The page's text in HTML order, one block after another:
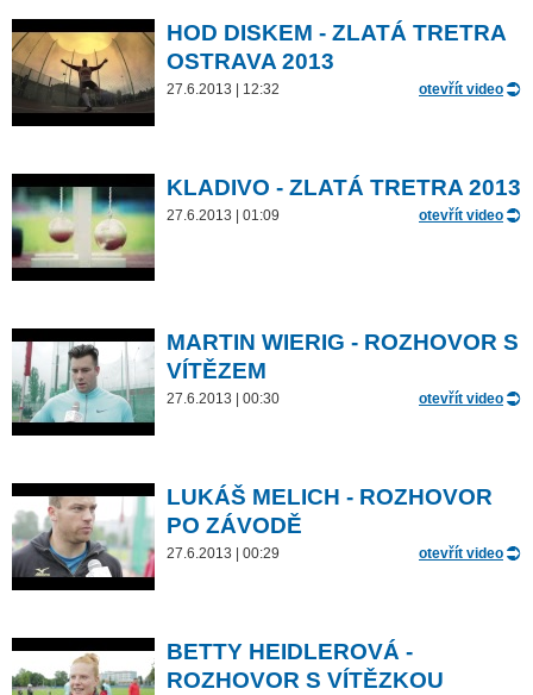
HOD DISKEM - ZLATÁ TRETRA
OSTRAVA 2013
27.6.2013 | 12:32 otevřít video
KLADIVO - ZLATÁ TRETRA 2013
27.6.2013 | 01:09 otevřít video
MARTIN WIERIG - ROZHOVOR S
VÍTĚZEM
27.6.2013 | 00:30 otevřít video
LUKÁŠ MELICH - ROZHOVOR
PO ZÁVODĚ
27.6.2013 | 00:29 otevřít video
BETTY HEIDLEROVÁ -
ROZHOVOR S VÍTĚZKOU